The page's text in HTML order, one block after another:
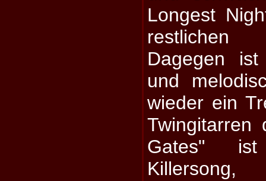
Longest
restlichen
Dagegen
und
wieder ein
Twingitarren
Gates"